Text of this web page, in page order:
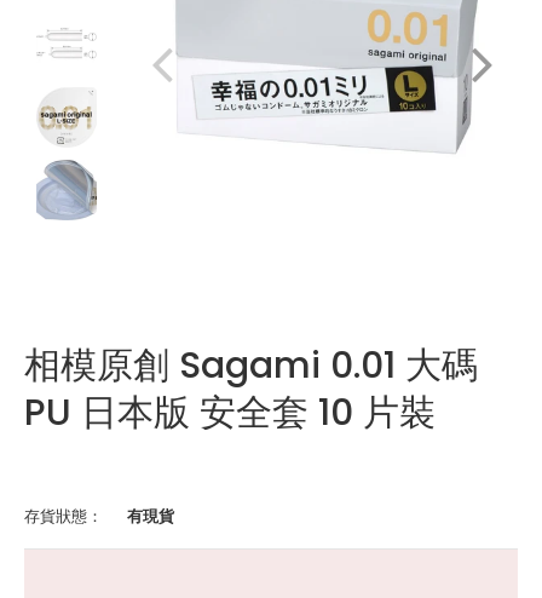
相模原創 Sagami 0.01 大碼
PU 日本版 安全套 10 片裝
存貨狀態： 有現貨